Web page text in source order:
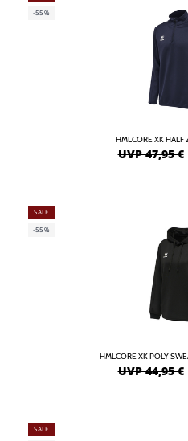
-55%
HMLCORE XK HALF
UVP 47,95 €
SALE
-55%
HMLCORE XK POLY
UVP 44,95 €
SALE